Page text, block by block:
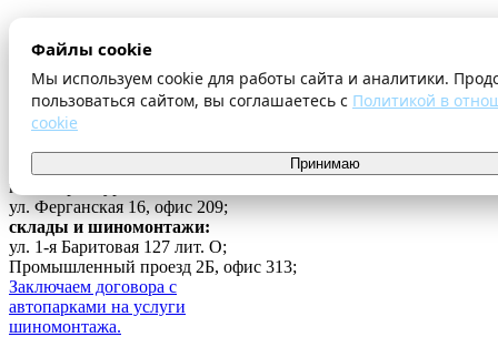
Файлы cookie
Мы используем cookie для работы сайта и аналитики.
пользоваться сайтом, вы соглашаетесь с Политикой в
cookie
Принимаю
Оплата и доставка
Шиномонтаж
Контакты
...
г. Екатеринбург
ул. Ферганская 16, офис 209;
склады и шиномонтажи:
ул. 1-я Баритовая 127 лит. О;
Промышленный проезд 2Б, офис 313;
Заключаем договора с
автопарками на услуги
шиномонтажа.